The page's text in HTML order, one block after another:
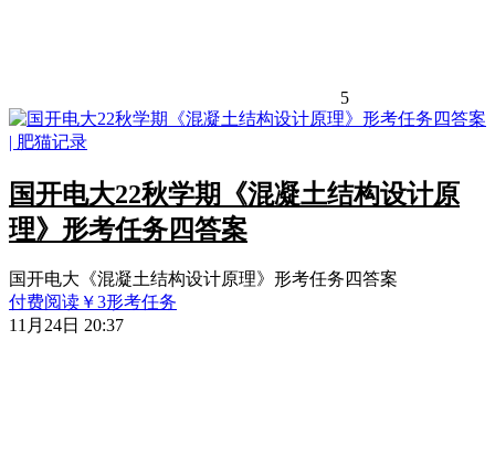
5
国开电大22秋学期《混凝土结构设计原
理》形考任务四答案
国开电大《混凝土结构设计原理》形考任务四答案
付费阅读 ￥3形考任务
11月24日 20:37